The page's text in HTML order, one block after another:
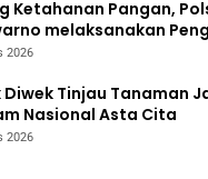
Ketahanan Pangan,
melaksanakan
Jagung
2026
Diwek Tinjau Tanaman
Nasional Asta Cita
2026